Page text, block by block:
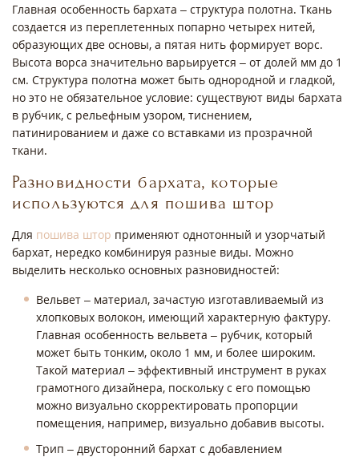
Главная особенность бархата – структура полотна. Ткань
создается из переплетенных попарно четырех нитей,
образующих две основы, а пятая нить формирует ворс.
Высота ворса значительно варьируется – от долей мм до 1
см. Структура полотна может быть однородной и гладкой,
но это не обязательное условие: существуют виды бархата
в рубчик, с рельефным узором, тиснением,
патинированием и даже со вставками из прозрачной
ткани.
Разновидности бархата, которые
используются для пошива штор
Для пошива штор применяют однотонный и узорчатый
бархат, нередко комбинируя разные виды. Можно
выделить несколько основных разновидностей:
Вельвет – материал, зачастую изготавливаемый из
хлопковых волокон, имеющий характерную фактуру.
Главная особенность вельвета – рубчик, который
может быть тонким, около 1 мм, и более широким.
Такой материал – эффективный инструмент в руках
грамотного дизайнера, поскольку с его помощью
можно визуально скорректировать пропорции
помещения, например, визуально добавив высоты.
Трип – двусторонний бархат с добавлением